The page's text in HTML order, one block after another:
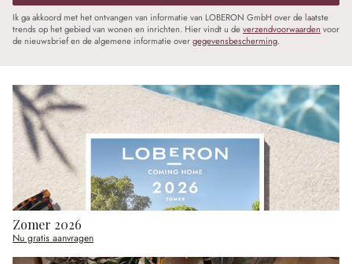
Ik ga akkoord met het ontvangen van informatie van LOBERON GmbH over de laatste
trends op het gebied van wonen en inrichten. Hier vindt u deverzendvoorwaarden voor
de nieuwsbrief en de algemene informatie overgegevensbescherming.
Zomer 2026
Nu gratis aanvragen